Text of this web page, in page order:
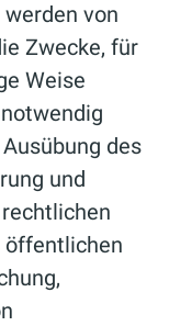
von
Zwecke, für
Weise
des
und
öffentlichen